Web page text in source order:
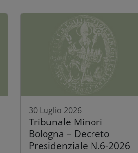
30 Luglio 2026
Tribunale Minori
Bologna – Decreto
Presidenziale N.6-2026